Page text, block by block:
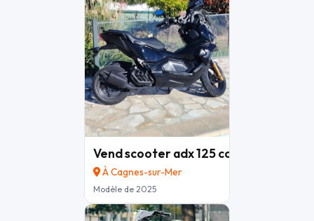
Vend scooter adx 125 cc
À Cagnes-sur-Mer
Modèle de 2025